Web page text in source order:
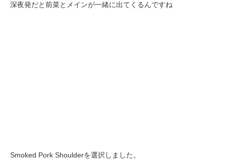
深夜発だと前菜とメインが一緒に出てくるんですね
Smoked Pork Shoulderを選択しました。